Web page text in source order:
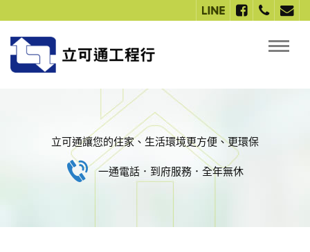
立可通讓您的住家、生活環境更方便、更環保
一通電話．到府服務．全年無休